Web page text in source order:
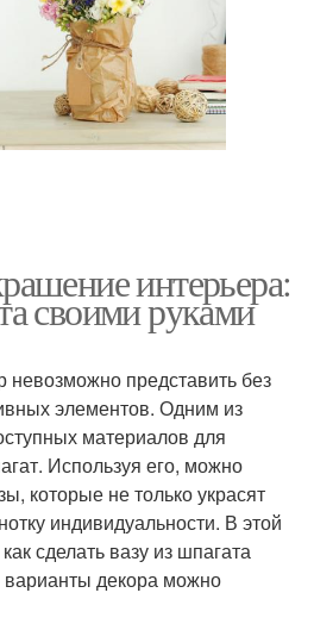
интерьера:
своими руками
представить без
элементов. Одним из
материалов для
Используя его, можно
которые не только украсят
индивидуальности. В этой
сделать вазу из шпагата
варианты декора можно